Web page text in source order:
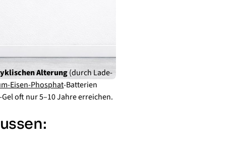
Alterung(durch Lade-
Eisen-Phosphat-Batterien
oft nur 5–10 Jahre erreichen.